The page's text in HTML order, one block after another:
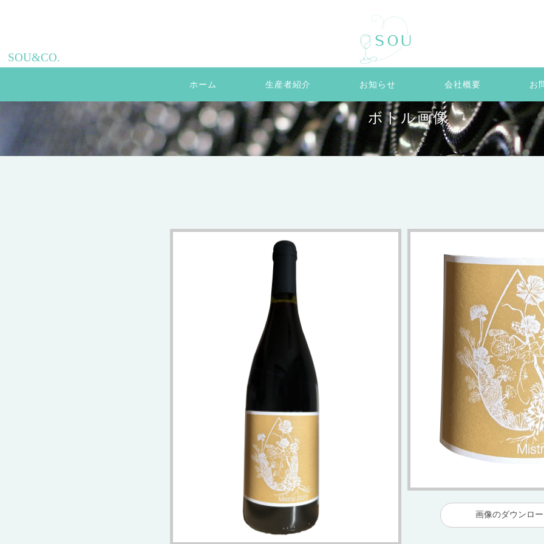
SOU&CO.
ホーム 生産者紹介 お知らせ 会社概要 お
ボトル画像
画像のダウンロ